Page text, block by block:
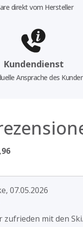
direkt vom Hersteller
Kundendienst
Ansprache des
07.05.2026
zufrieden mit den